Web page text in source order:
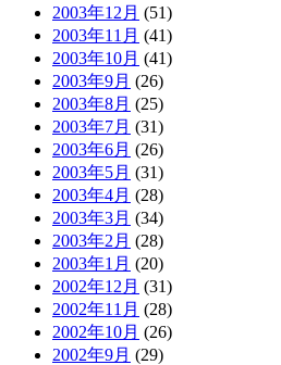
2003年12月 (51)
2003年11月 (41)
2003年10月 (41)
2003年9月 (26)
2003年8月 (25)
2003年7月 (31)
2003年6月 (26)
2003年5月 (31)
2003年4月 (28)
2003年3月 (34)
2003年2月 (28)
2003年1月 (20)
2002年12月 (31)
2002年11月 (28)
2002年10月 (26)
2002年9月 (29)